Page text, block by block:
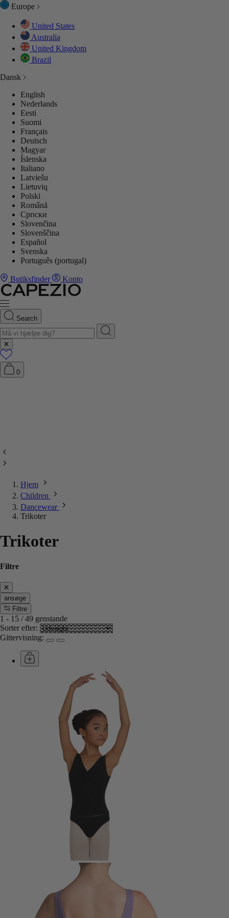
Europe
United States
Australia
United Kingdom
Brazil
Dansk
English
Nederlands
Eesti
Suomi
Français
Deutsch
Magyar
Íslenska
Italiano
Latviešu
Lietuvių
Polski
Română
Српски
Slovenčina
Slovenščina
Español
Svenska
Português (portugal)
Butiksfinder Konto
ALT
ALT
ALT
Search
0
Hjem
Children
Dancewear
Trikoter
Trikoter
Filtre
ansøge
Filtre
1 - 15 / 49 genstande
Sorter efter:
Gittervisning: